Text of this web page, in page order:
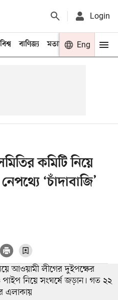
Login
বিশ্ব বাণিজ্য মতামত খেলা
Eng
কমিটি নিয়ে
‘চাঁদাবাজি’